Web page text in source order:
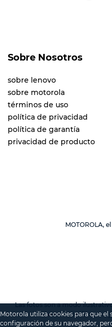
Motorola utiliza cookies para que
configuración de su navegador,
Sobre Nosotros
sobre lenovo
sobre motorola
términos de uso
política de privacidad
política de garantía
privacidad de producto
MOTOROLA,
Las fotos son a modo
www.motorola.com.uy